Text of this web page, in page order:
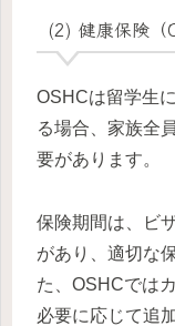
(2) 健康保険（
OSHCは留学生
る場合、家族全
要があります。
保険期間は、ビ
があり、適切な
た、OSHCでは
必要に応じて追